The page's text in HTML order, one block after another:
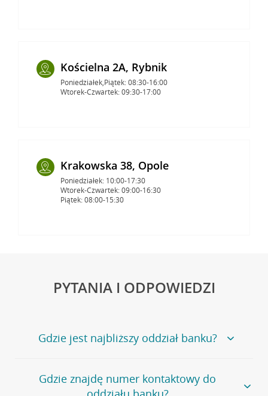
Kościelna 2A, Rybnik
Poniedziałek,Piątek: 08:30-16:00
Wtorek-Czwartek: 09:30-17:00
Krakowska 38, Opole
Poniedziałek: 10:00-17:30
Wtorek-Czwartek: 09:00-16:30
Piątek: 08:00-15:30
PYTANIA I ODPOWIEDZI
Gdzie jest najbliższy oddział banku?
Jeśli szukasz oddziału naszego banku, zapraszamy na
stronęPlacówki i bankomaty, na której znajduje się
Gdzie znajdę numer kontaktowy do